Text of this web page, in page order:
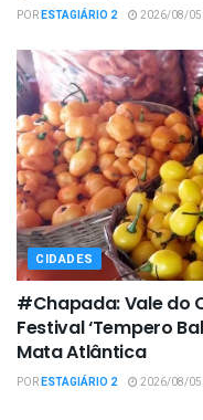
PORESTAGIÁRIO 2 2026/08/05
CIDADES
#Chapada: Vale do
Festival ‘Tempero
Mata Atlântica
PORESTAGIÁRIO 2 2026/08/05